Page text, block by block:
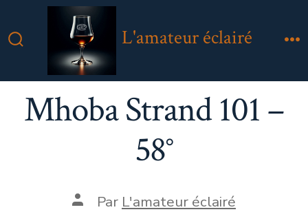
au
Bascule
Rechercher
L'amateur éclairé
Mhoba Strand 101 –
58°
Auteur
Par L'amateur éclairé